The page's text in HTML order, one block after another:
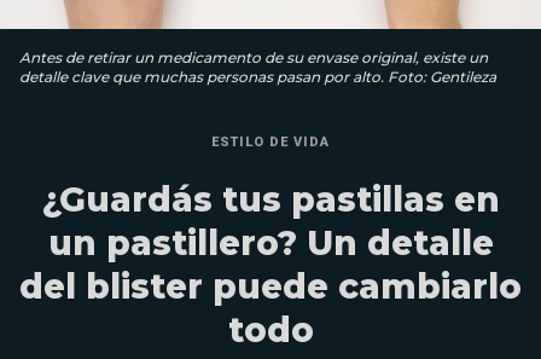
Antes de retirar un medicamento de su envase original, existe un
detalle clave que muchas personas pasan por alto. Foto: Gentileza
ESTILO DE VIDA
¿Guardás tus pastillas en
un pastillero? Un detalle
del blister puede cambiarlo
todo